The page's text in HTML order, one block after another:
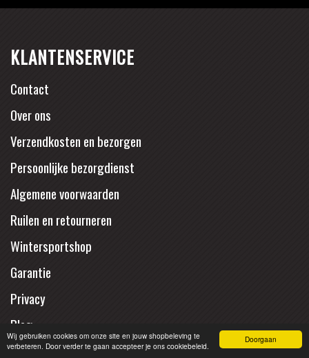
Doorgaan
Wij gebruiken cookies om onze site en jouw shopbeleving te
verbeteren. Door verder te gaan accepteer je ons cookiebeleid.
KLANTENSERVICE
Contact
Over ons
Verzendkosten en bezorgen
Persoonlijke bezorgdienst
Algemene voorwaarden
Ruilen en retourneren
Wintersportshop
Garantie
Privacy
Blog
Interessante links